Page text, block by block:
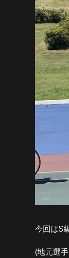
今回はS
(地元選